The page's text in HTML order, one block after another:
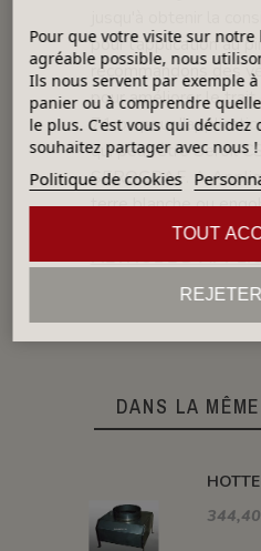
pour l'application au
recommandons des
pour améliorer le trait
71 ou pour
qui peut être Seroil CS
SEROGRAF. A
terre blanche ou
émail blanc cru.
MÉTHODE
Brosse, Aérographe,
DANS LA
Pour que votre visite sur
agréable possible, nous
Ils nous servent par exemple
panier ou à comprendre
le plus. C'est vous qui décidez
souhaitez partager avec nous !
Politique de cookies
TOUT